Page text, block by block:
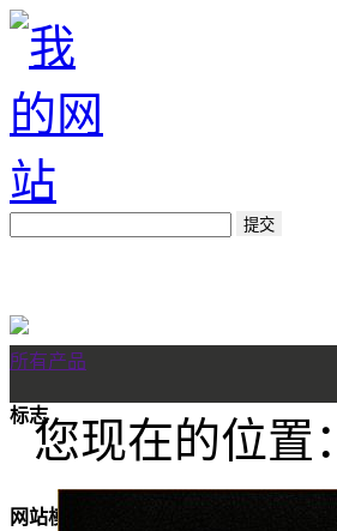
所有产品
标志
网站模板
您现在的位置：